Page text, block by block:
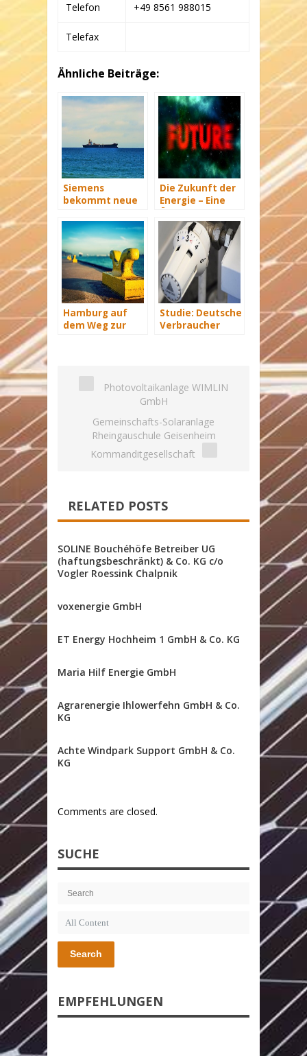
Telefon +49 8561 988015
Telefax
Ähnliche Beiträge:
Siemens
bekommt neue
Schiffe
Die Zukunft der
Energie – Eine
Hamburg auf
dem Weg zur
Studie: Deutsche
Verbraucher
Photovoltaikanlage WIMLIN
GmbH
Gemeinschafts-Solaranlage
Rheingauschule Geisenheim
Kommanditgesellschaft
RELATED POSTS
SOLINE Bouchéhöfe Betreiber UG
(haftungsbeschränkt) & Co. KG c/o
Vogler Roessink Chalpnik
voxenergie GmbH
ET Energy Hochheim 1 GmbH & Co. KG
Maria Hilf Energie GmbH
Agrarenergie Ihlowerfehn GmbH & Co.
KG
Achte Windpark Support GmbH & Co.
KG
Comments are closed.
SUCHE
Search
EMPFEHLUNGEN